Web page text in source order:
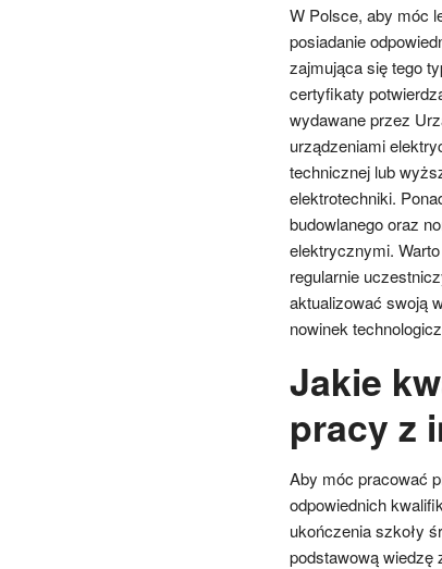
W Polsce, aby móc
posiadanie
zajmująca się tego
certyfikaty
wydawane przez
urządzeniami
technicznej lub
elektrotechniki.
budowlanego oraz
elektrycznymi.
regularnie
aktualizować swoją
nowinek
Jakie
pracy z
Aby móc pracować
odpowiednich
ukończenia szkoły
podstawową wiedzę